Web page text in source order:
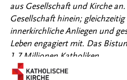
aus Gesellschaft und Kirche
Gesellschaft hinein;
innerkirchliche Anliegen und
Leben engagiert mit. Das
1,7 Millionen Katholiken.